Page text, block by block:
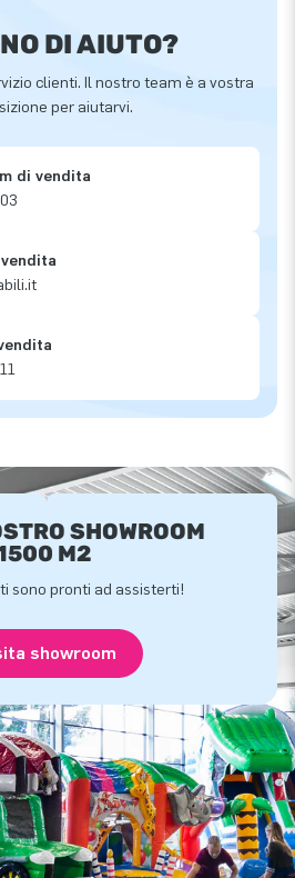
DI AIUTO?
clienti. Il nostro team è a vostra
per aiutarvi.
di vendita
SHOWROOM
M2
sono pronti ad assisterti!
showroom